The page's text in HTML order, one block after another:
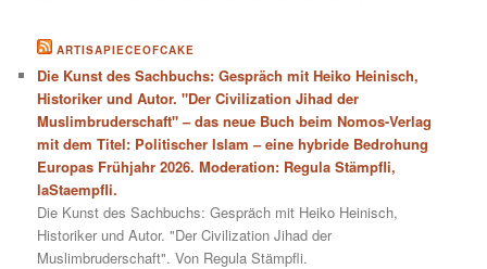
ARTISAPIECEOFCAKE
Die Kunst des Sachbuchs: Gespräch mit Heiko Heinisch,
Historiker und Autor. "Der Civilization Jihad der
Muslimbruderschaft" – das neue Buch beim Nomos-Verlag
mit dem Titel: Politischer Islam – eine hybride Bedrohung
Europas Frühjahr 2026. Moderation: Regula Stämpfli,
laStaempfli.
Die Kunst des Sachbuchs: Gespräch mit Heiko Heinisch,
Historiker und Autor. "Der Civilization Jihad der
Muslimbruderschaft". Von Regula Stämpfli.